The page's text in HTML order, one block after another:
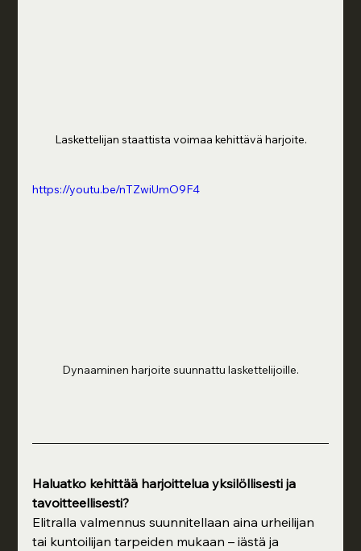
Laskettelijan staattista voimaa kehittävä harjoite.
https://youtu.be/nTZwiUmO9F4
Dynaaminen harjoite suunnattu laskettelijoille.
Haluatko kehittää harjoittelua yksilöllisesti ja
tavoitteellisesti?
Elitralla valmennus suunnitellaan aina urheilijan
tai kuntoilijan tarpeiden mukaan – iästä ja